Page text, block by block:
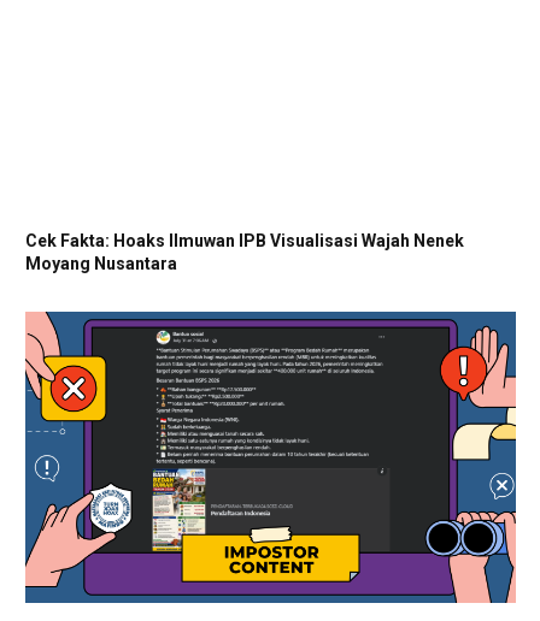
Cek Fakta: Hoaks Ilmuwan IPB Visualisasi Wajah Nenek
Moyang Nusantara